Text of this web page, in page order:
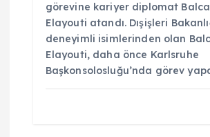
görevine kariyer diplomat
Elayouti atandı. Dışişleri
deneyimli isimlerinden olan
Elayouti, daha önce Karlsruhe
Başkonsolosluğu’nda görev